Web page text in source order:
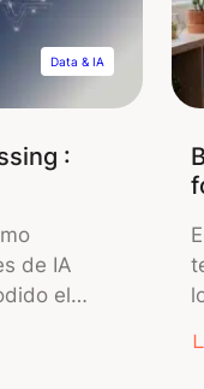
Data & IA
:
de IA
el